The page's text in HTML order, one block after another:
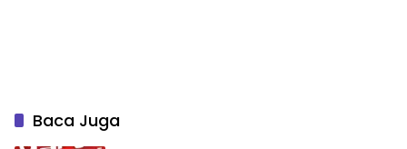
Baca Juga